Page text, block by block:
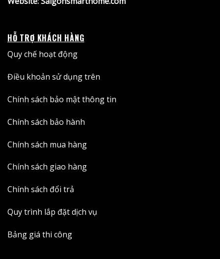
HỖ TRỢ KHÁCH HÀNG
Quy chế hoạt động
Điều khoản sử dụng trên
Chính sách bảo mật thông tin
Chính sách bảo hành
Chính sách mua hàng
Chính sách giao hàng
Chính sách đổi trả
Quy trình lắp đặt dịch vụ
Bảng giá thi công